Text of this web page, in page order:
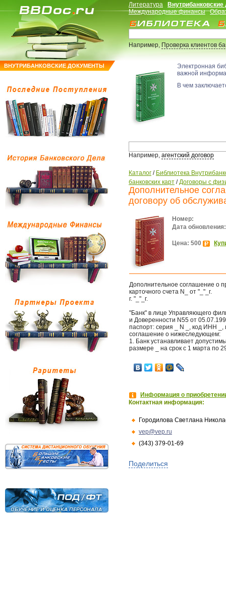
ВНУТРИБАНКОВСКИЕ ДОКУМЕНТЫ
Литература
Международные финансы
Например,Проверка клиентов
Электронная
важной
В чем
Например, агентский договор
Каталог / Библиотека
банковских карт /Договоры с
Дополнительное
договору об
Номер:
Дата обновления:
Цена: 500
Дополнительное соглашение о
карточного счета N_ от "_"_г.
г. "_"_г.
"Банк" в лице Управляющего
и Доверенности N55 от
паспорт: серия _ N _, код ИНН
соглашение о нижеследующем:
1. Банк устанавливает
размере _ на срок c 1 марта по
Информация о
Контактная информация:
Городилова Светлана
vep@vep.ru
(343) 379-01-69
Поделиться